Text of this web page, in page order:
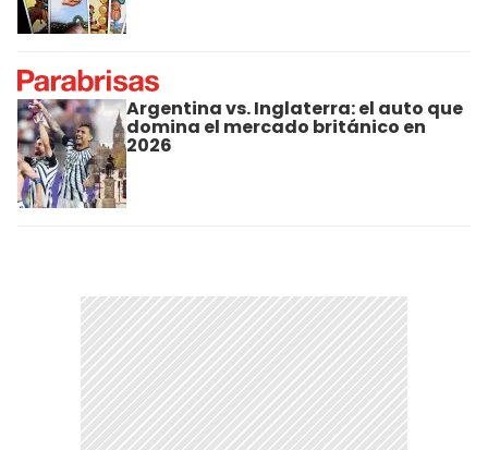
Argentina vs. Inglaterra: el auto que
domina el mercado británico en
2026